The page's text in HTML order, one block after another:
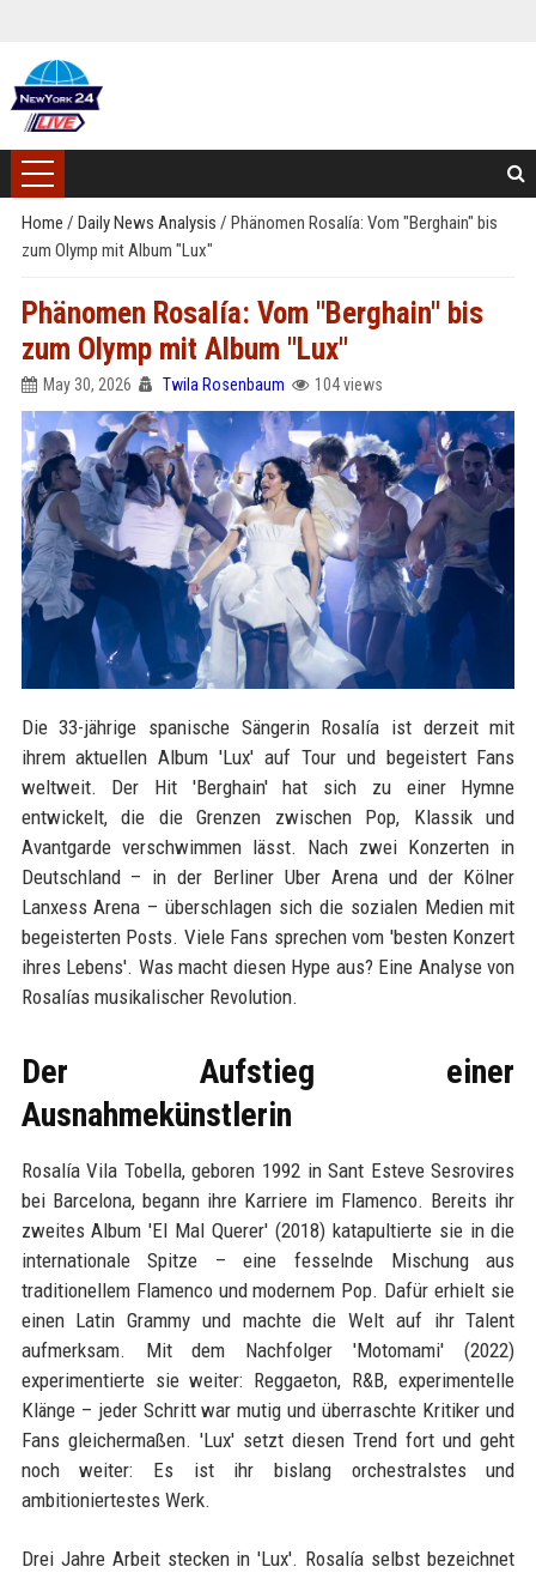
Home / Daily News Analysis / Phänomen Rosalía: Vom "Berghain" bis
zum Olymp mit Album "Lux"
Phänomen Rosalía: Vom "Berghain" bis
zum Olymp mit Album "Lux"
May 30, 2026 Twila Rosenbaum 104 views
Die 33-jährige spanische Sängerin Rosalía ist derzeit mit
ihrem aktuellen Album 'Lux' auf Tour und begeistert Fans
weltweit. Der Hit 'Berghain' hat sich zu einer Hymne
entwickelt, die die Grenzen zwischen Pop, Klassik und
Avantgarde verschwimmen lässt. Nach zwei Konzerten in
Deutschland – in der Berliner Uber Arena und der Kölner
Lanxess Arena – überschlagen sich die sozialen Medien mit
begeisterten Posts. Viele Fans sprechen vom 'besten Konzert
ihres Lebens'. Was macht diesen Hype aus? Eine Analyse von
Rosalías musikalischer Revolution.
Der Aufstieg einer
Ausnahmekünstlerin
Rosalía Vila Tobella, geboren 1992 in Sant Esteve Sesrovires
bei Barcelona, begann ihre Karriere im Flamenco. Bereits ihr
zweites Album 'El Mal Querer' (2018) katapultierte sie in die
internationale Spitze – eine fesselnde Mischung aus
traditionellem Flamenco und modernem Pop. Dafür erhielt sie
einen Latin Grammy und machte die Welt auf ihr Talent
aufmerksam. Mit dem Nachfolger 'Motomami' (2022)
experimentierte sie weiter: Reggaeton, R&B, experimentelle
Klänge – jeder Schritt war mutig und überraschte Kritiker und
Fans gleichermaßen. 'Lux' setzt diesen Trend fort und geht
noch weiter: Es ist ihr bislang orchestralstes und
ambitioniertestes Werk.
Drei Jahre Arbeit stecken in 'Lux'. Rosalía selbst bezeichnet